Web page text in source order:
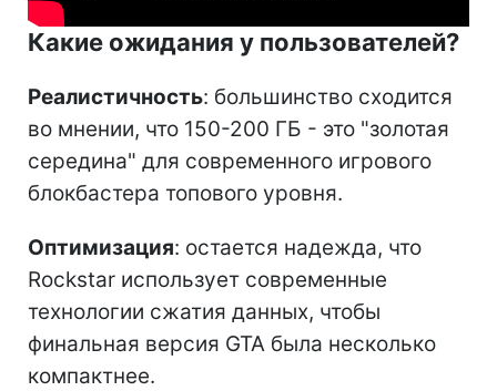
Какие ожидания у пользователей?
Реалистичность: большинство сходится
во мнении, что 150-200 ГБ - это "золотая
середина" для современного игрового
блокбастера топового уровня.
Оптимизация: остается надежда, что
Rockstar использует современные
технологии сжатия данных, чтобы
финальная версия GTA была несколько
компактнее.